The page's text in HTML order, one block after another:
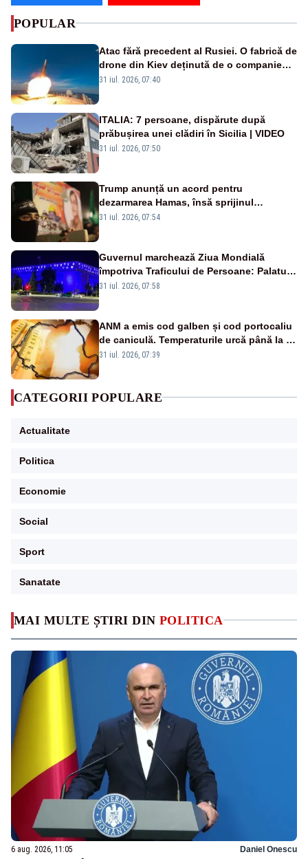
MAI MULTE ȘTIRI DIN POLITICA
6 aug. 2026, 11:05 Daniel Onescu
POPULAR
Atac fără precedent al Rusiei. O fabrică de
drone din Kiev deținută de o companie
americană, distrusă de o rachetă
31 iul. 2026, 07:40
ITALIA: 7 persoane, dispărute după
prăbușirea unei clădiri în Sicilia | VIDEO
31 iul. 2026, 07:50
Trump anunță un acord pentru
dezarmarea Hamas, însă sprijinul
Israelului rămâne incert
31 iul. 2026, 07:54
Guvernul marchează Ziua Mondială
împotriva Traficului de Persoane: Palatul
Victoria, iluminat în albastru
31 iul. 2026, 07:58
ANM a emis cod galben și cod portocaliu
de caniculă. Temperaturile urcă până la 38
de grade, iar nopțile devin tropicale
31 iul. 2026, 07:39
CATEGORII POPULARE
Actualitate
Politica
Economie
Social
Sport
Sanatate